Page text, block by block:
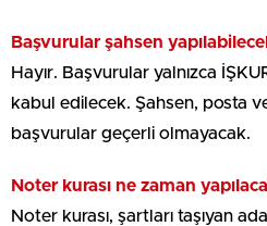
Başvurular şahsen
Hayır. Başvurular yalnızca
kabul edilecek. Şahsen, posta
başvurular geçerli olmayacak.
Noter kurası ne zaman
Noter kurası, şartları taşıyan